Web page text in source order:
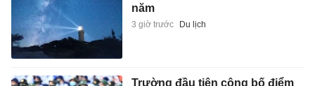
năm
3 giờ trước Du lịch
Trường đầu tiên công bố điểm